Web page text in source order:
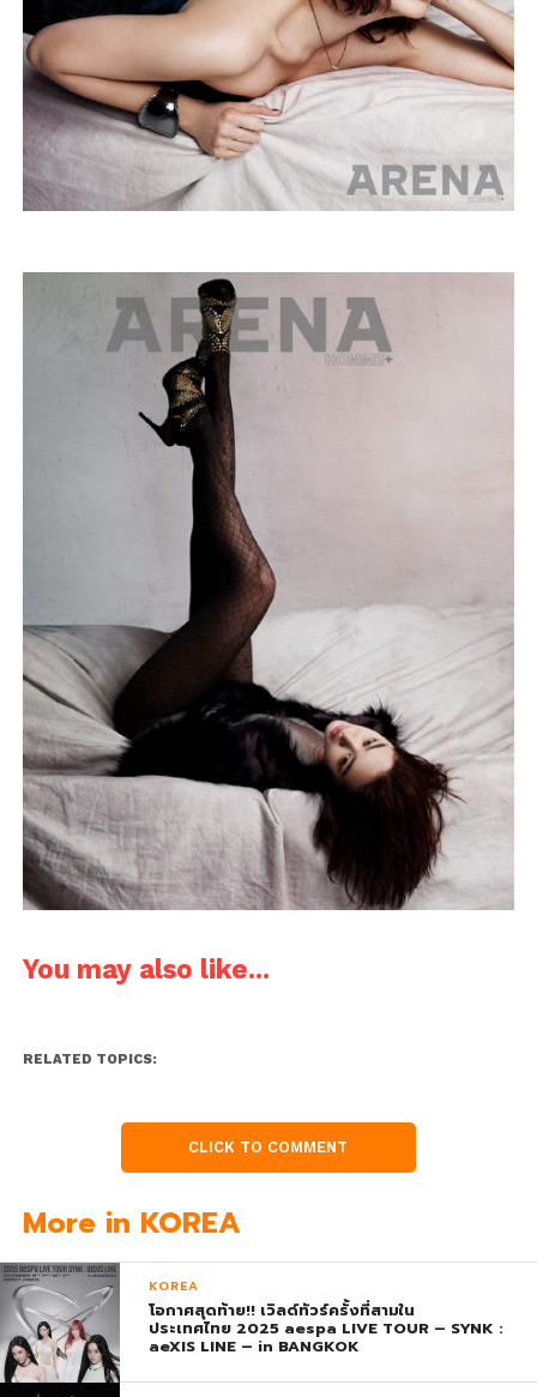
You may also like...
RELATED TOPICS:
CLICK TO COMMENT
More in KOREA
KOREA
โอกาศสุดท้าย!! เวิลด์ทัวร์ครั้งที่สามใน
ประเทศไทย 2025 aespa LIVE TOUR – SYNK :
aeXIS LINE – in BANGKOK